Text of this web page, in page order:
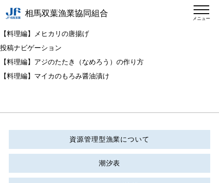
相馬双葉漁業協同組合
メニュー
【料理編】メヒカリの唐揚げ
投稿ナビゲーション
【料理編】アジのたたき（なめろう）の作り方
【料理編】マイカのもろみ醤油漬け
資源管理型漁業について
潮汐表